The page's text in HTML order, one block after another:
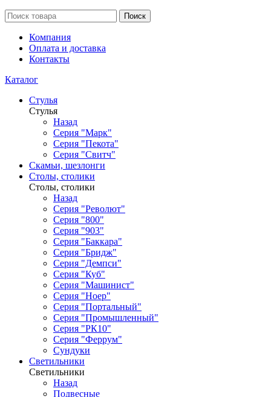
Поиск
Компания
Оплата и доставка
Контакты
Каталог
Стулья
Стулья
Назад
Серия "Марк"
Серия "Пекота"
Серия "Свитч"
Скамьи, шезлонги
Столы, столики
Столы, столики
Назад
Серия "Револют"
Серия "800"
Серия "903"
Серия "Баккара"
Серия "Бридж"
Серия "Демпси"
Серия "Куб"
Серия "Машинист"
Серия "Ноер"
Серия "Портальный"
Серия "Промышленный"
Серия "РК10"
Серия "Феррум"
Сундуки
Светильники
Светильники
Назад
Подвесные